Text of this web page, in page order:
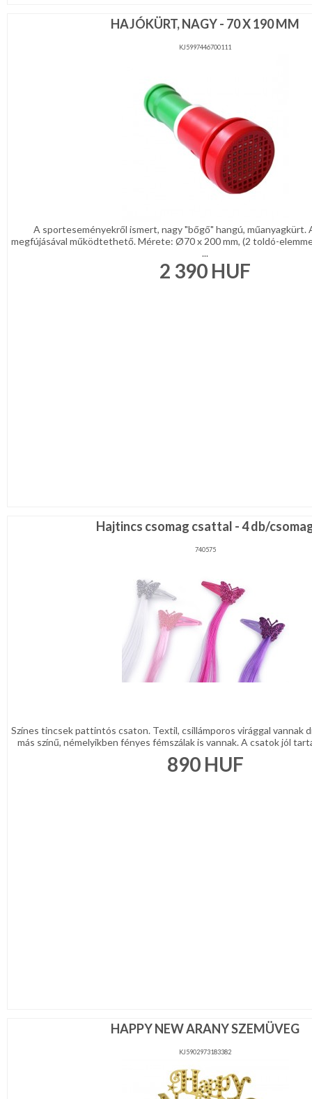
HAJÓKÜRT, NAGY - 70 X 190 MM
KJ5997446700111
A sporteseményekről ismert, nagy "bőgő" hangú, műanyagkürt.
megfújásával működtethető. Mérete: Ø70 x 200 mm, (2 toldó-
...
2 390 HUF
Hajtincs csomag csattal - 4 db/
740575
Színes tincsek pattintós csaton. Textil, csillámporos virággal vannak
más színű, némelyikben fényes fémszálak is vannak. A csatok jól
890HUF
HAPPY NEW ARANY SZEMÜVEG
KJ5902973183382